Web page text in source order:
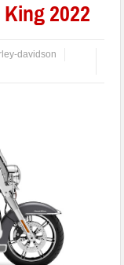
2022
davidson